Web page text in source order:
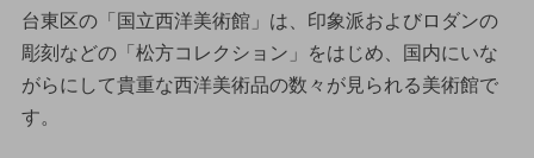
台東区の「国立西洋美術館」は、印象派およびロダンの
彫刻などの「松方コレクション」をはじめ、国内にいな
がらにして貴重な西洋美術品の数々が見られる美術館で
す。